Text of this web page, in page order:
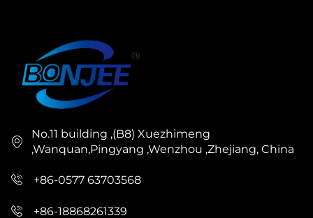
No.11 building ,(B8) Xuezhimeng
,Wanquan,Pingyang ,Wenzhou ,Zhejiang, China
+86-0577 63703568
+86-18868261339